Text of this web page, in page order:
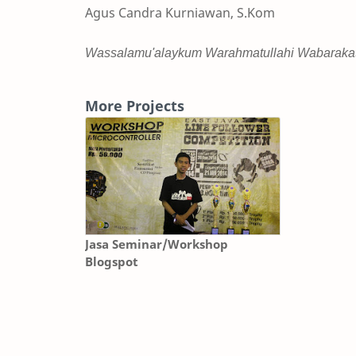
Agus Candra Kurniawan, S.Kom
Wassalamu'alaykum Warahmatullahi
More Projects
Jasa Seminar/Workshop
Blogspot